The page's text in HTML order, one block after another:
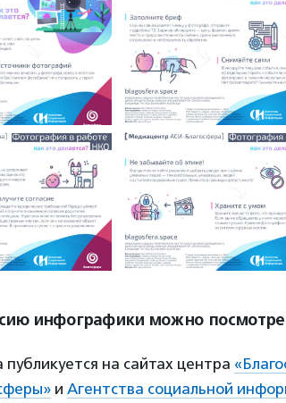
инфографики можно
на сайтах центра
и Агентства социальной